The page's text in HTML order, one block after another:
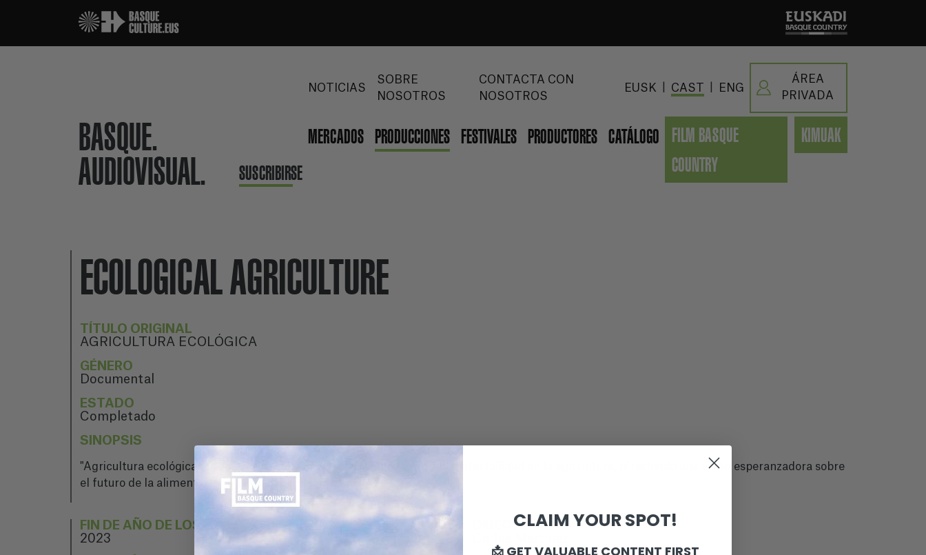
BASQUE.
AUDIOVISUAL.
SUSCRIBIRSE
NOTICIAS
SOBRE
NOSOTROS
CONTACTA CON
NOSOTROS
EUSK CAST ENG
ÁREA
PRIVADA
MERCADOS PRODUCCIONES FESTIVALES PRODUCTORES CATÁLOGO
FILM BASQUE
COUNTRY
KIMUAK
ECOLOGICAL AGRICULTURE
TÍTULO ORIGINAL
AGRICULTURA ECOLÓGICA
GÉNERO
Documental
ESTADO
Completado
SINOPSIS
"Agricultura ecológica" es un viaje visual que celebra la innovación y la sostenibilidad en la agricultura, ofreciendo una visión esperanzadora sobre
el futuro de la alimentación y el medio ambiente.
FIN DE AÑO DE LOS PROYECTOS
2023
DIRECTORCLAIM YOUR SPOT!
📩 GET VALUABLE CONTENT FIRST